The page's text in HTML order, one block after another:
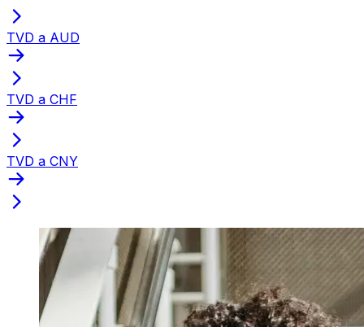
TVD a AUD
TVD a CHF
TVD a CNY